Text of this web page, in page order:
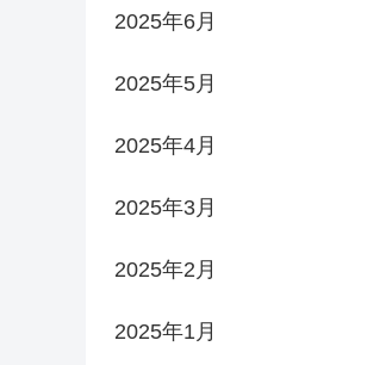
2025年6月
2025年5月
2025年4月
2025年3月
2025年2月
2025年1月